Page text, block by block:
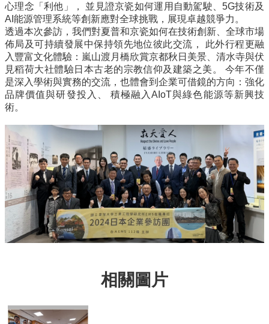
心理念「利他」， 並見證京瓷如何運用自動駕駛、5G技術及
AI能源管理系統等創新應對全球挑戰，展現卓越競爭力。
透過本次參訪，我們對夏普和京瓷如何在技術創新、全球市場
佈局及可持續發展中保持領先地位彼此交流， 此外行程更融
入豐富文化體驗：嵐山渡月橋欣賞京都秋日美景、清水寺與伏
見稻荷大社體驗日本古老的宗教信仰及建築之美。 今年不僅
是深入學術與實務的交流，也體會到企業可借鏡的方向：強化
品牌價值與研發投入、 積極融入AIoT與綠色能源等新興技
術。
相關圖片